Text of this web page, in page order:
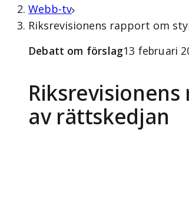
Webb-tv
Riksrevisionens rapport om
av rättskedjan
Debatt om förslag13 februari